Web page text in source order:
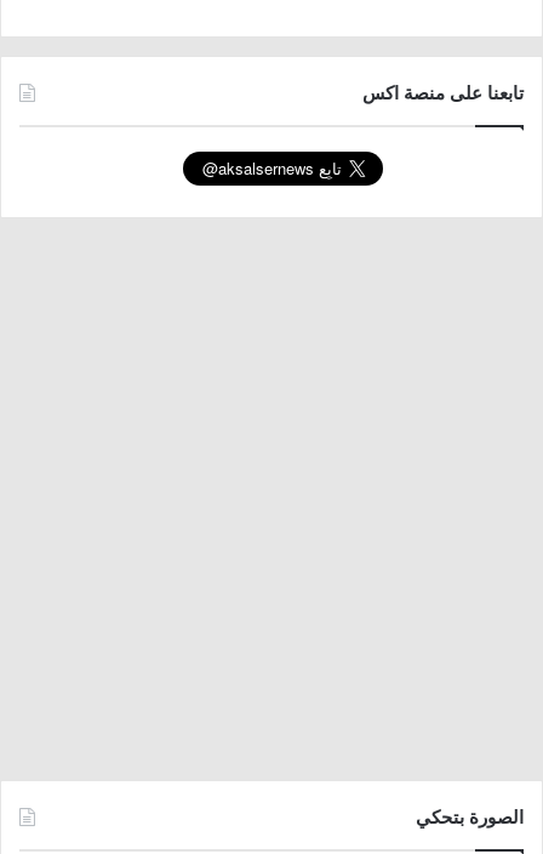
تابعنا على منصة اكس
الصورة بتحكي